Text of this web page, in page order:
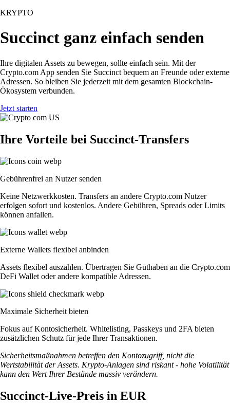
KRYPTO
Succinct ganz einfach senden
Ihre digitalen Assets zu bewegen, sollte einfach sein. Mit der
Crypto.com App senden Sie Succinct bequem an Freunde oder externe
Adressen. So bleiben Sie jederzeit mit dem gesamten Blockchain-
Ökosystem verbunden.
Jetzt starten
Ihre Vorteile bei Succinct-Transfers
Gebührenfrei an Nutzer senden
Keine Netzwerkkosten. Transfers an andere Crypto.com Nutzer
erfolgen sofort und kostenlos. Andere Gebühren, Spreads oder Limits
können anfallen.
Externe Wallets flexibel anbinden
Assets flexibel auszahlen. Übertragen Sie Guthaben an die Crypto.com
DeFi Wallet oder andere kompatible Adressen.
Maximale Sicherheit bieten
Fokus auf Kontosicherheit. Whitelisting, Passkeys und 2FA bieten
zusätzlichen Schutz für jede Ihrer Transaktionen.
Sicherheitsmaßnahmen betreffen den Kontozugriff, nicht die
Wertstabilität der Assets. Krypto-Anlagen sind riskant - hohe Volatilität
kann den Wert Ihrer Bestände massiv verändern.
Succinct-Live-Preis in EUR